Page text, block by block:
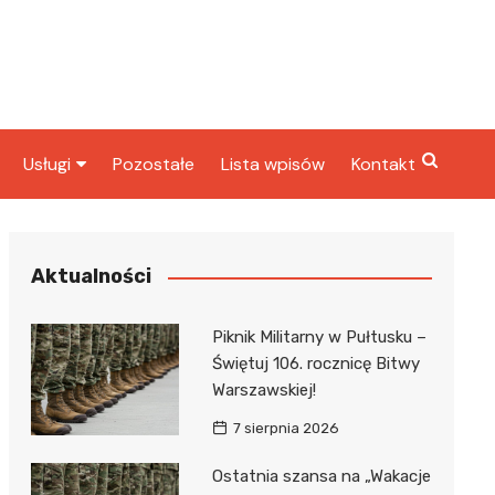
Usługi
Taxi
Pozostałe Lista wpisów Kontakt
Aktualności
Piknik Militarny w Pułtusku –
Świętuj 106. rocznicę Bitwy
Warszawskiej!
7 sierpnia 2026
Ostatnia szansa na „Wakacje